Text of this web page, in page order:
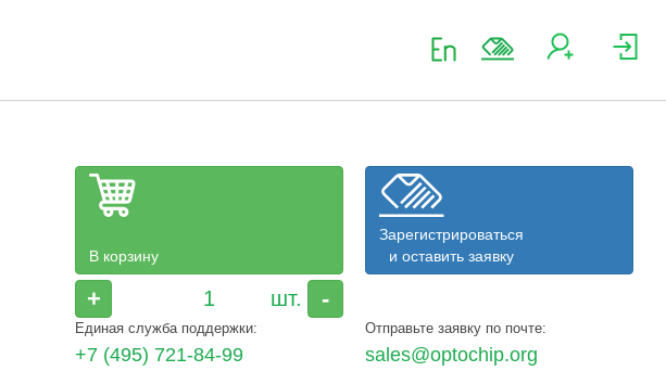
В корзину
+ -
Зарегистрироваться
и оставить заявку
Единая служба поддержки:
+7 (495) 721-84-99
Отправьте заявку по почте:
sales@optochip.org